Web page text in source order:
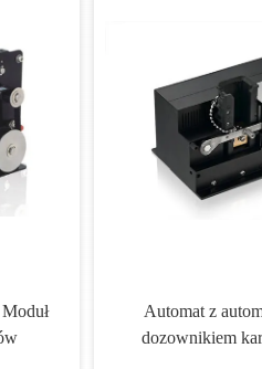
Automat z
dozownikiem